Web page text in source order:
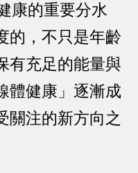
康的重要分水
的，不只是年齡
有充足的能量與
體健康」逐漸成
關注的新方向之